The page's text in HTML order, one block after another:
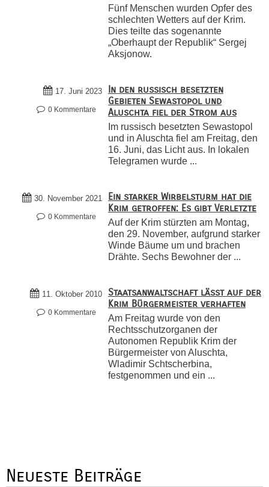
Fünf Menschen wurden Opfer des
schlechten Wetters auf der Krim.
Dies teilte das sogenannte
„Oberhaupt der Republik“ Sergej
Aksjonow.
17. Juni 2023
0 Kommentare
In den russisch besetzten
Gebieten Sewastopol und
Aluschta fiel der Strom aus
Im russisch besetzten Sewastopol
und in Aluschta fiel am Freitag, den
16. Juni, das Licht aus. In lokalen
Telegramen wurde ...
30. November 2021
0 Kommentare
Ein starker Wirbelsturm hat die
Krim getroffen: Es gibt Verletzte
Auf der Krim stürzten am Montag,
den 29. November, aufgrund starker
Winde Bäume um und brachen
Drähte. Sechs Bewohner der ...
11. Oktober 2010
0 Kommentare
Staatsanwaltschaft lässt auf der
Krim Bürgermeister verhaften
Am Freitag wurde von den
Rechtsschutzorganen der
Autonomen Republik Krim der
Bürgermeister von Aluschta,
Wladimir Schtscherbina,
festgenommen und ein ...
Neueste Beiträge